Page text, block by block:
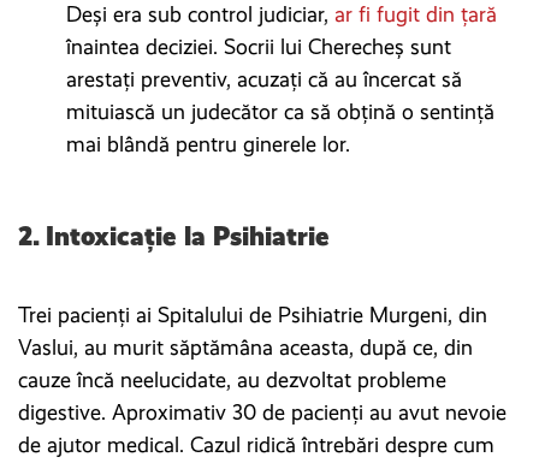
Deși era sub control judiciar, ar fi fugit din țară
înaintea deciziei. Socrii lui Cherecheș sunt
arestați preventiv, acuzați că au încercat să
mituiască un judecător ca să obțină o sentință
mai blândă pentru ginerele lor.
2. Intoxicație la Psihiatrie
Trei pacienți ai Spitalului de Psihiatrie Murgeni, din
Vaslui, au murit săptămâna aceasta, după ce, din
cauze încă neelucidate, au dezvoltat probleme
digestive. Aproximativ 30 de pacienți au avut nevoie
de ajutor medical. Cazul ridică întrebări despre cum